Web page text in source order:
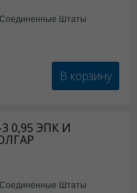
Штаты
В корзину
0,95 ЭПК И
Штаты